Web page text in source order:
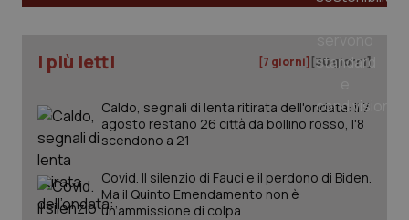
I più letti [7 giorni] [30 giorni]
Caldo, segnali di lenta ritirata dell'ondata: il 7
agosto restano 26 città da bollino rosso, l'8
scendono a 21
Covid. Il silenzio di Fauci e il perdono di Biden.
Ma il Quinto Emendamento non è
un’ammissione di colpa
tracking-enable
tracking-sites-ironfish-